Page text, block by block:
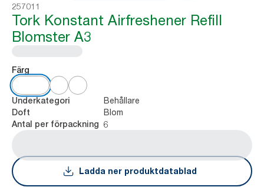
257011
Tork Konstant Airfreshener Refill
Blomster A3
Färg
Underkategori Behållare
Doft Blom
Antal per förpackning 6
Ladda ner produktdatablad